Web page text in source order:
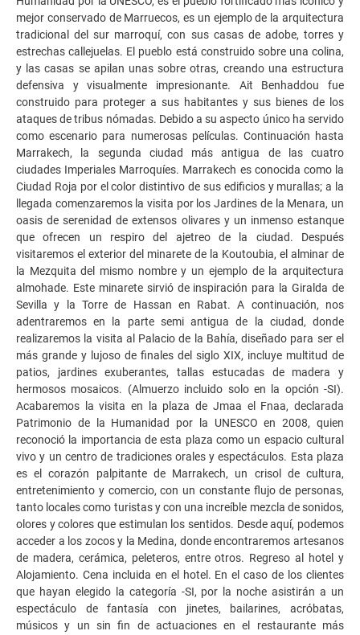
mejor conservado de Marruecos, es un ejemplo de la arquitectura
tradicional del sur marroquí, con sus casas de adobe, torres y
estrechas callejuelas. El pueblo está construido sobre una colina,
y las casas se apilan unas sobre otras, creando una estructura
defensiva y visualmente impresionante. Ait Benhaddou fue
construido para proteger a sus habitantes y sus bienes de los
ataques de tribus nómadas. Debido a su aspecto único ha servido
como escenario para numerosas películas. Continuación hasta
Marrakech, la segunda ciudad más antigua de las cuatro
ciudades Imperiales Marroquíes. Marrakech es conocida como la
Ciudad Roja por el color distintivo de sus edificios y murallas; a la
llegada comenzaremos la visita por los Jardines de la Menara, un
oasis de serenidad de extensos olivares y un inmenso estanque
que ofrecen un respiro del ajetreo de la ciudad. Después
visitaremos el exterior del minarete de la Koutoubia, el alminar de
la Mezquita del mismo nombre y un ejemplo de la arquitectura
almohade. Este minarete sirvió de inspiración para la Giralda de
Sevilla y la Torre de Hassan en Rabat. A continuación, nos
adentraremos en la parte semi antigua de la ciudad, donde
realizaremos la visita al Palacio de la Bahía, diseñado para ser el
más grande y lujoso de finales del siglo XIX, incluye multitud de
patios, jardines exuberantes, tallas estucadas de madera y
hermosos mosaicos. (Almuerzo incluido solo en la opción -SI).
Acabaremos la visita en la plaza de Jmaa el Fnaa, declarada
Patrimonio de la Humanidad por la UNESCO en 2008, quien
reconoció la importancia de esta plaza como un espacio cultural
vivo y un centro de tradiciones orales y espectáculos. Esta plaza
es el corazón palpitante de Marrakech, un crisol de cultura,
entretenimiento y comercio, con un constante flujo de personas,
tanto locales como turistas y con una increíble mezcla de sonidos,
olores y colores que estimulan los sentidos. Desde aquí, podemos
acceder a los zocos y la Medina, donde encontraremos artesanos
de madera, cerámica, peleteros, entre otros. Regreso al hotel y
Alojamiento. Cena incluida en el hotel. En el caso de los clientes
que hayan elegido la categoría -SI, por la noche asistirán a un
espectáculo de fantasía con jinetes, bailarines, acróbatas,
músicos y un sin fin de actuaciones en el restaurante más